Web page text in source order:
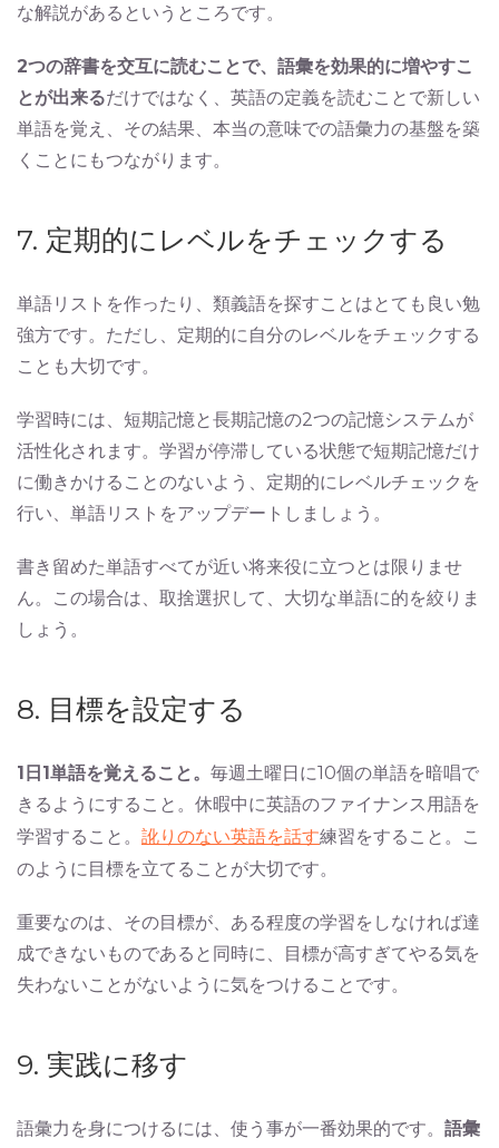
な解説があるというところです。
2つの辞書を交互に読むことで、語彙を効果的に増やすこ
とが出来るだけではなく、英語の定義を読むことで新しい
単語を覚え、その結果、本当の意味での語彙力の基盤を築
くことにもつながります。
7. 定期的にレベルをチェックする
単語リストを作ったり、類義語を探すことはとても良い勉
強方です。ただし、定期的に自分のレベルをチェックする
ことも大切です。
学習時には、短期記憶と長期記憶の2つの記憶システムが
活性化されます。学習が停滞している状態で短期記憶だけ
に働きかけることのないよう、定期的にレベルチェックを
行い、単語リストをアップデートしましょう。
書き留めた単語すべてが近い将来役に立つとは限りませ
ん。この場合は、取捨選択して、大切な単語に的を絞りま
しょう。
8. 目標を設定する
1日1単語を覚えること。 毎週土曜日に10個の単語を暗唱で
きるようにすること。休暇中に英語のファイナンス用語を
学習すること。 訛りのない英語を話す練習をすること。こ
のように目標を立てることが大切です。
重要なのは、その目標が、ある程度の学習をしなければ達
成できないものであると同時に、目標が高すぎてやる気を
失わないことがないように気をつけることです。
9. 実践に移す
語彙力を身につけるには、使う事が一番効果的です。 語彙